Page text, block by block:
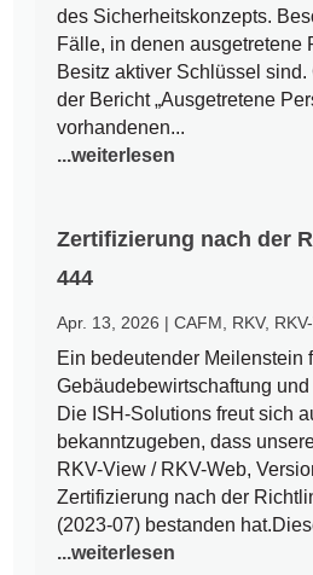
des Sicherheitskonzepts.
Fälle, in denen ausgetretene
Besitz aktiver Schlüssel sind.
der Bericht „Ausgetretene
vorhandenen...
...weiterlesen
Zertifizierung nach der
444
Apr. 13, 2026 |CAFM RKV,
Ein bedeutender Meilenstein
Gebäudebewirtschaftung
Die ISH-Solutions freut sich
bekanntzugeben, dass
RKV-View / RKV-Web,
Zertifizierung nach der
(2023-07) bestanden
...weiterlesen